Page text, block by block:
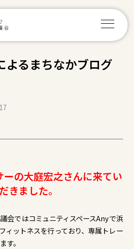
よるまちなかブログ
の大庭宏之さんに来てい
きました。
会ではコミュニティスペースAnyで浜
ィットネスを行っており、専属トレー
す。